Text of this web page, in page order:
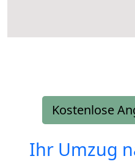
Kostenlose
Ihr Umzug